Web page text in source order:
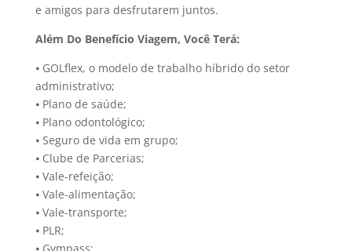
e amigos para desfrutarem juntos.
Além Do Benefício Viagem, Você Terá:
⦁ GOLflex, o modelo de trabalho híbrido do setor
administrativo;
⦁ Plano de saúde;
⦁ Plano odontológico;
⦁ Seguro de vida em grupo;
⦁ Clube de Parcerias;
⦁ Vale-refeição;
⦁ Vale-alimentação;
⦁ Vale-transporte;
⦁ PLR;